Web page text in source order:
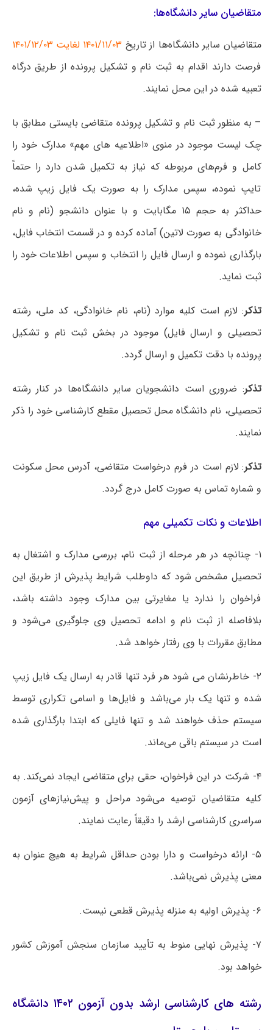
متقاضیان سایر دانشگاه‌ها:
متقاضیان سایر دانشگاه‌ها از تاریخ ۱۴۰۱/۱۱/۰۳ لغایت ۱۴۰۱/۱۲/۰۳
فرصت دارند اقدام به ثبت نام و تشکیل پرونده از طریق درگاه
تعبیه شده در این محل نمایند.
– به منظور ثبت نام و تشکیل پرونده متقاضی بایستی مطابق با
چک لیست موجود در منوی «اطلاعیه های مهم» مدارک خود را
کامل و فرم‌های مربوطه که نیاز به تکمیل شدن دارد را حتماً
تایپ نموده، سپس مدارک را به صورت یک فایل زیپ شده،
حداکثر به حجم ۱۵ مگابایت و با عنوان دانشجو (نام و نام
خانوادگی به صورت لاتین) آماده کرده و در قسمت انتخاب فایل،
بارگذاری نموده و ارسال فایل را انتخاب و سپس اطلاعات خود را
ثبت نماید.
تذکر: لازم است کلیه موارد (نام، نام خانوادگی، کد ملی، رشته
تحصیلی و ارسال فایل) موجود در بخش ثبت نام و تشکیل
پرونده با دقت تکمیل و ارسال گردد.
تذکر: ضروری است دانشجویان سایر دانشگاه‌ها در کنار رشته
تحصیلی، نام دانشگاه محل تحصیل مقطع کارشناسی خود را ذکر
نمایند.
تذکر: لازم است در فرم درخواست متقاضی، آدرس محل سکونت
و شماره تماس به صورت کامل درج گردد.
اطلاعات و نکات تکمیلی مهم
۱- چنانچه در هر مرحله از ثبت نام، بررسی مدارک و اشتغال به
تحصیل مشخص شود که داوطلب شرایط پذیرش از طریق این
فراخوان را ندارد یا مغایرتی بین مدارک وجود داشته باشد،
بلافاصله از ثبت نام و ادامه تحصیل وی جلوگیری می‌شود و
مطابق مقررات با وی رفتار خواهد شد.
۲- خاطرنشان می شود هر فرد تنها قادر به ارسال یک فایل زیپ
شده و تنها یک بار می‌باشد و فایل‌ها و اسامی تکراری توسط
سیستم حذف خواهند شد و تنها فایلی که ابتدا بارگذاری شده
است در سیستم باقی می‌ماند.
۴- شرکت در این فراخوان، حقی برای متقاضی ایجاد نمی‌کند. به
کلیه متقاضیان توصیه می‌شود مراحل و پیش‌نیازهای آزمون
سراسری کارشناسی ارشد را دقیقاً رعایت نمایند.
۵- ارائه درخواست و دارا بودن حداقل شرایط به هیچ عنوان به
معنی پذیرش نمی‌باشد.
۶- پذیرش اولیه به منزله پذیرش قطعی نیست.
۷- پذیرش نهایی منوط به تأیید سازمان سنجش آموزش کشور
خواهد بود.
رشته های کارشناسی ارشد بدون آزمون ۱۴۰۲ دانشگاه